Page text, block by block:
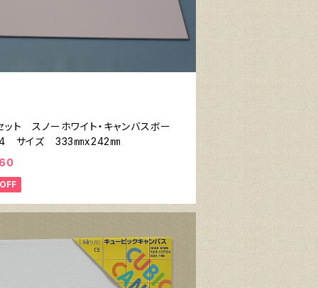
ット スノーホワイト・キャンバスボー
サイズ 333㎜x242㎜